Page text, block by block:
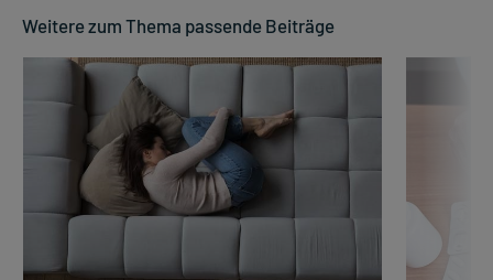
Weitere zum Thema passende Beiträge